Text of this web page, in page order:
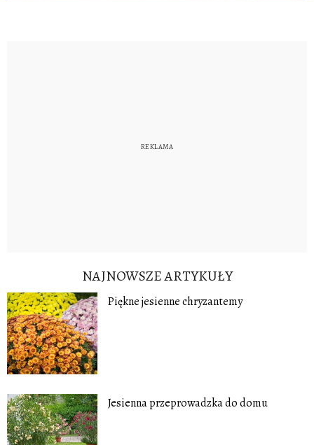
NAJNOWSZE ARTYKUŁY
Piękne jesienne chryzantemy
Jesienna przeprowadzka do domu